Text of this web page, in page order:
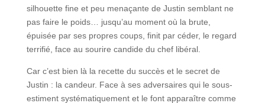
silhouette fine et peu menaçante de Justin semblant ne
pas faire le poids… jusqu’au moment où la brute,
épuisée par ses propres coups, finit par céder, le regard
terrifié, face au sourire candide du chef libéral.
Car c’est bien là la recette du succès et le secret de
Justin : la candeur. Face à ses adversaires qui le sous-
estiment systématiquement et le font apparaître comme